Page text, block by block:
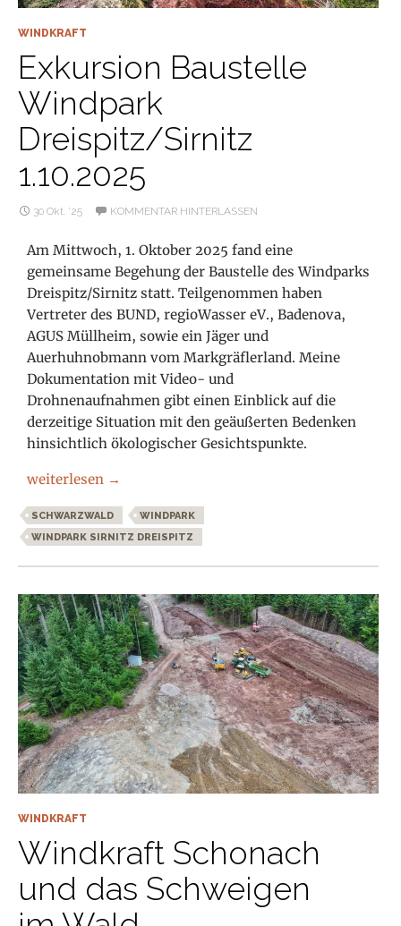
WINDKRAFT
Exkursion Baustelle
Windpark
Dreispitz/Sirnitz
1.10.2025
30 Okt. ’25 KOMMENTAR HINTERLASSEN
Am Mittwoch, 1. Oktober 2025 fand eine
gemeinsame Begehung der Baustelle des Windparks
Dreispitz/Sirnitz statt. Teilgenommen haben
Vertreter des BUND, regioWasser eV., Badenova,
AGUS Müllheim, sowie ein Jäger und
Auerhuhnobmann vom Markgräflerland. Meine
Dokumentation mit Video- und
Drohnenaufnahmen gibt einen Einblick auf die
derzeitige Situation mit den geäußerten Bedenken
hinsichtlich ökologischer Gesichtspunkte.
Exkursion Baustelle Windpark Dreispitz/Sirnitz
weiterlesen →
SCHWARZWALD
WINDPARK
WINDPARK SIRNITZ DREISPITZ
WINDKRAFT
Windkraft Schonach
und das Schweigen